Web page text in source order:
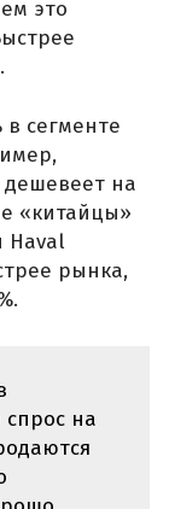
это
в сегменте
дешевеет на
«китайцы»
Haval
рынка,
на